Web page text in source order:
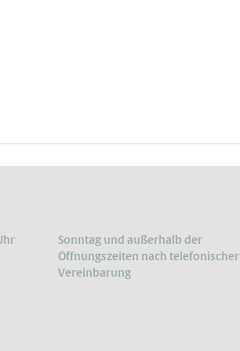
Sonntag und außerhalb der
Öffnungs­zeiten nach telefonischer
Vereinbarung